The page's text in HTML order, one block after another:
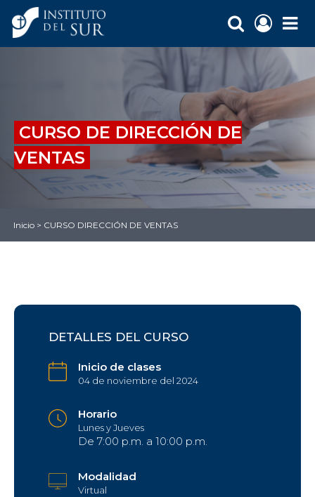
CURSO DE DIRECCIÓN DE
VENTAS
Inicio > CURSO DIRECCIÓN DE VENTAS
DETALLES DEL CURSO
Inicio de clases
04 de noviembre del 2024
Horario
Lunes y Jueves
De 7:00 p.m. a 10:00 p.m.
Modalidad
Virtual